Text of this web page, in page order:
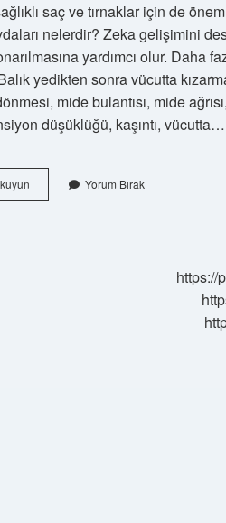
saç ve tırnaklar için de
nelerdir? Zeka gelişimini
yardımcı olur. Daha
yedikten sonra vücutta
mide bulantısı, mide
düşüklüğü, kaşıntı, vücutta…
Insana
Yorum Bırak
https://